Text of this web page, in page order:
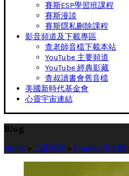
賽斯ESP學習班課程
賽斯漫談
賽斯隱私刪除課程
影音頻道及下載專區
查老師音檔下載本站
YouTube 主要頻道
YouTube 經典影藏
查叔讀書會舊音檔
美國新時代基金會
心靈宇宙連結
Blog
Home » 上課演講 » Charles 查老師